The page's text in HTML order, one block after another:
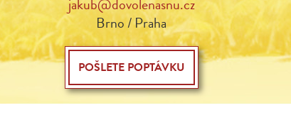
jakub@dovolenasnu.cz
Brno / Praha
POŠLETE POPTÁVKU